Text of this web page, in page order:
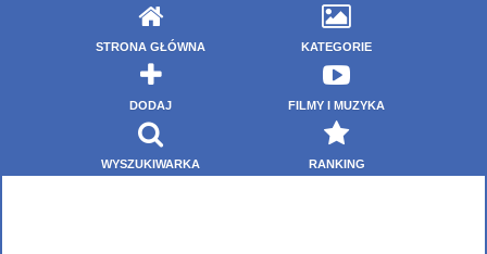
STRONA GŁÓWNA KATEGORIE
DODAJ FILMY I MUZYKA
WYSZUKIWARKA RANKING